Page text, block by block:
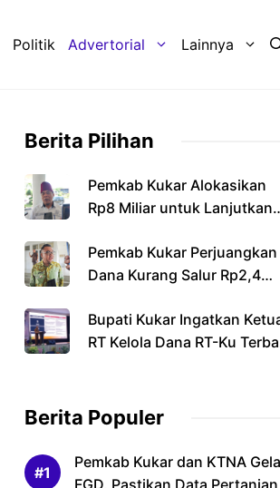
Politik Advertorial Lainnya
Berita Pilihan
Pemkab Kukar Alokasikan
Rp8 Miliar untuk Lanjutkan
Sebulu
Pemkab Kukar Perjuangkan
Dana Kurang Salur Rp2,4
Bupati Kukar Ingatkan
RT Kelola Dana RT-Ku
Berita Populer
Pemkab Kukar dan KTNA